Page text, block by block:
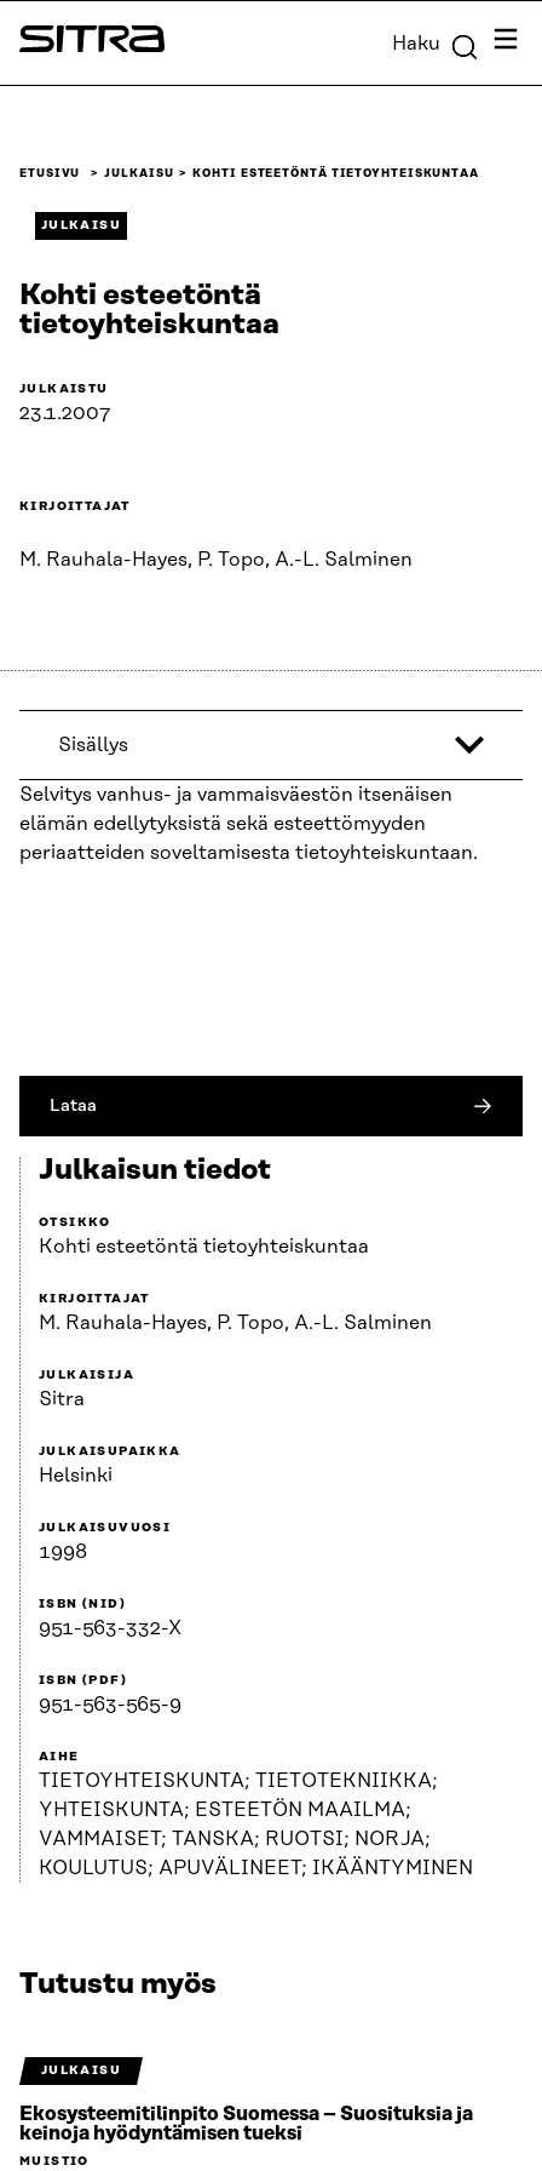
Siirry
suoraan
Sitra Haku
ETUSIVU JULKAISU KOHTI ESTEETÖNTÄ TIETOYHTEISKUNTAA
JULKAISU
Kohti esteetöntä
tietoyhteiskuntaa
JULKAISTU
23.1.2007
KIRJOITTAJAT
M. Rauhala-Hayes, P. Topo, A.-L. Salminen
Sisällys
Selvitys vanhus- ja vammaisväestön itsenäisen
elämän edellytyksistä sekä esteettömyyden
periaatteiden soveltamisesta tietoyhteiskuntaan.
Lataa
Julkaisun tiedot
OTSIKKO
Kohti esteetöntä tietoyhteiskuntaa
KIRJOITTAJAT
M. Rauhala-Hayes, P. Topo, A.-L. Salminen
JULKAISIJA
Sitra
JULKAISUPAIKKA
Helsinki
JULKAISUVUOSI
1998
ISBN (NID)
951-563-332-X
ISBN (PDF)
951-563-565-9
AIHE
TIETOYHTEISKUNTA; TIETOTEKNIIKKA;
YHTEISKUNTA; ESTEETÖN MAAILMA;
VAMMAISET; TANSKA; RUOTSI; NORJA;
KOULUTUS; APUVÄLINEET; IKÄÄNTYMINEN
Tutustu myös
JULKAISU
Ekosysteemitilinpito Suomessa – Suosituksia ja
keinoja hyödyntämisen tueksi
MUISTIO